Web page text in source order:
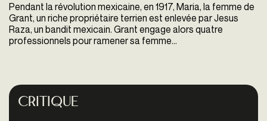
Pendant la révolution mexicaine, en 1917, Maria, la femme de
Grant, un riche propriétaire terrien est enlevée par Jesus
Raza, un bandit mexicain. Grant engage alors quatre
professionnels pour ramener sa femme…
Critique